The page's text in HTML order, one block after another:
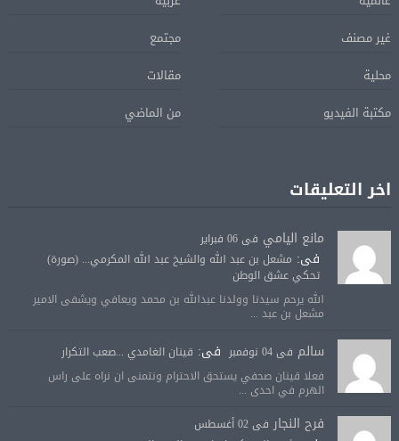
غير مصنف
مجتمع
محلية
مقالات
مكتبة الفيديو
من الماضي
اخر التعليقات
مانع اليامي فى 06 فبراير
فى: مشعل بن عبد الله والشيخ عبد الله المكرمي... (صورة)
تحكي عشق الوطن
الله يرحم سيدنا وولدنا عبدالله بن محمد ويعافي ويشفى الامير
مشعل بن عبد ...
سالم فى 04 نوفمبر فى: قينان الغامدي ...صعب التكرار
فعلا قينان صحفي يستحق الاحترام ونتمنى ان نراه على راس
الهرم في احدى ...
فرح النجار فى 02 أغسطس